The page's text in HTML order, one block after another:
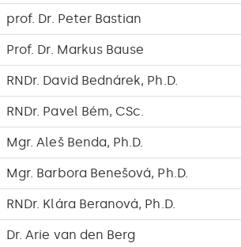
prof. Dr. Peter Bastian
Prof. Dr. Markus Bause
RNDr. David Bednárek, Ph.D.
RNDr. Pavel Bém, CSc.
Mgr. Aleš Benda, Ph.D.
Mgr. Barbora Benešová, Ph.D.
RNDr. Klára Beranová, Ph.D.
Dr. Arie van den Berg